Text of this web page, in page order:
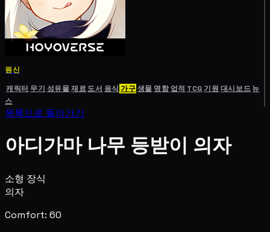
원신
캐릭터 무기 성유물재료도서 음식 가구생물 명함 업적 TCG기원 대시보드뉴
스
목록으로 돌아가기
아디가마 나무 등받이 의자
소형 장식
의자
Comfort: 60